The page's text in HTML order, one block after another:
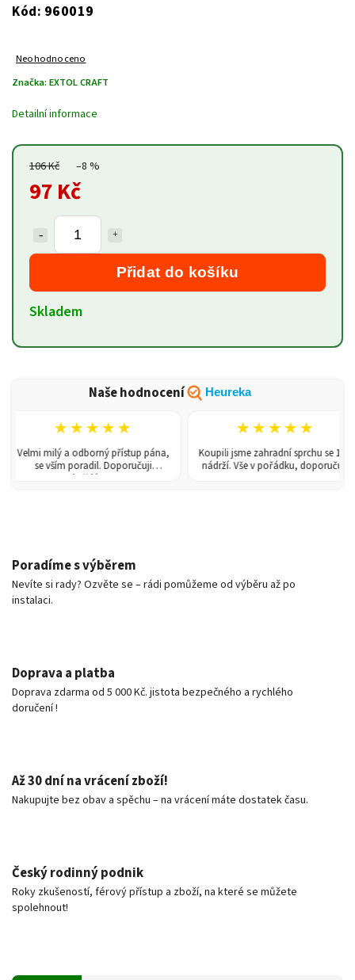
Kód: 960019
Neohodnoceno
Značka: EXTOL CRAFT
106 Kč –8 %
97 Kč
Přidat do košíku
Skladem
Detailní informace
Naše hodnocení Heureka
★★★★★
Velmi milý a odborný přístup pána,
se vším poradil. Doporučuji
každému!
★★★★★
Koupili jsme zahradní sprchu se 150l
nádrží. Vše v pořádku, doporučuji.
Poradíme s výběrem
Nevíte si rady? Ozvěte se – rádi pomůžeme od výběru až po
instalaci.
Doprava a platba
Doprava zdarma od 5 000 Kč. jistota bezpečného a rychlého
doručení !
Až 30 dní na vrácení zboží!
Nakupujte bez obav a spěchu – na vrácení máte dostatek času.
Český rodinný podnik
Roky zkušeností, férový přístup a zboží, na které se můžete
spolehnout!